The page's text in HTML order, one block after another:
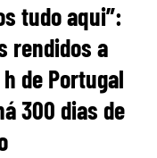
tudo aqui”:
rendidos a
de Portugal
300 dias de